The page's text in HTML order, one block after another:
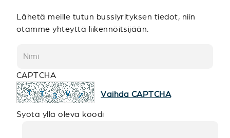
Lähetä meille tutun bussiyrityksen tiedot, niin
otamme yhteyttä liikennöitsijään.
CAPTCHA
Vaihda CAPTCHA
Syötä yllä oleva koodi